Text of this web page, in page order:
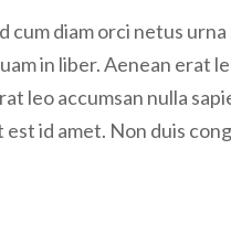
cum diam orci netus
in liber. Aenean erat
leo accumsan nulla
id amet. Non duis